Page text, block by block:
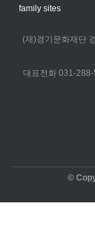
(재)경기문화재단
대표전화 031-
©